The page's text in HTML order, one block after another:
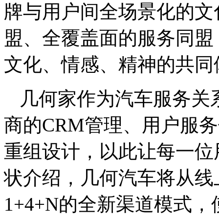
牌与用户间全场景化的
盟、全覆盖面的服务同
文化、情感、精神的共
几何家作为汽车服务
商的CRM管理、用户服
重组设计，以此让每一
状介绍，几何汽车将从
1+4+N的全新渠道模式